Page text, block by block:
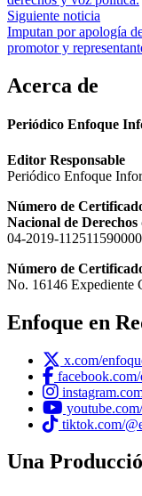
Siguiente noticia
Imputan por apología
promotor y
Acerca de
Periódico Enfoque
Editor Responsable
Periódico Enfoque
Número de
Nacional de
04-2019-
Número de
No. 16146 Expediente
Enfoque en
x.com/
tiktok.com/
Una